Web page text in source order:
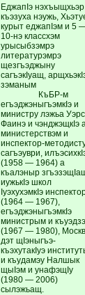
ЕджапIэ нэхъыщхьэр
къэзуха нэужь,
курыт еджапIэм и 5
10-нэ классхэм
урысыбзэмрэ
литературэмрэ
щезгъэджыну
сагъэкIуащ,
зэманым
КъБР-м
егъэджэныгъэмкIэ и
министру лэжьа
Фаинэ и чэнджэщкIэ
министерствэм и
инспектор-
сагъэуври,
(1958 — 1964) а
къалэныр
иужькIэ школ
IуэхухэмкIэ
(1964 — 1967),
егъэджэныгъэмкIэ
министрым и
(1967 — 1980),
дэт щIэныгъэ-
къэхутакIуэ
и къудамэу Налшык
щыIэм и унафэщIу
(1980 — 2006)
сылэжьащ.